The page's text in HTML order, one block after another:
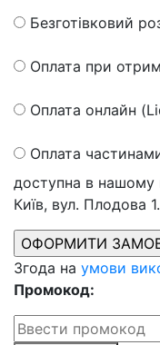
Безготівковий
Оплата при
Оплата онлайн
Оплата
доступна в нашому
Київ, вул. Плодова 1.
Згода на умови
Промокод: